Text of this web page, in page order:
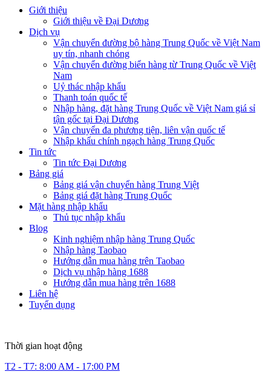
Giới thiệu
Giới thiệu về Đại Dương
Dịch vụ
Vận chuyển đường bộ hàng Trung Quốc về Việt Nam
uy tín, nhanh chóng
Vận chuyển đường biển hàng từ Trung Quốc về Việt
Nam
Uỷ thác nhập khẩu
Thanh toán quốc tế
Nhập hàng, đặt hàng Trung Quốc về Việt Nam giá sỉ
tận gốc tại Đại Dương
Vận chuyển đa phương tiện, liên vận quốc tế
Nhập khẩu chính ngạch hàng Trung Quốc
Tin tức
Tin tức Đại Dương
Bảng giá
Bảng giá vận chuyển hàng Trung Việt
Bảng giá đặt hàng Trung Quốc
Mặt hàng nhập khẩu
Thủ tục nhập khẩu
Blog
Kinh nghiệm nhập hàng Trung Quốc
Nhập hàng Taobao
Hướng dẫn mua hàng trên Taobao
Dịch vụ nhập hàng 1688
Hướng dẫn mua hàng trên 1688
Liên hệ
Tuyển dụng
Thời gian hoạt động
T2 - T7: 8:00 AM - 17:00 PM